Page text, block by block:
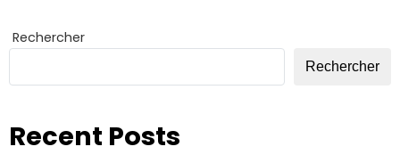
Rechercher
Rechercher
Recent Posts